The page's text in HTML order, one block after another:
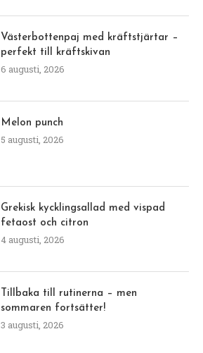
Västerbottenpaj med kräftstjärtar –
perfekt till kräftskivan
6 augusti, 2026
Melon punch
5 augusti, 2026
Grekisk kycklingsallad med vispad
fetaost och citron
4 augusti, 2026
Tillbaka till rutinerna – men
sommaren fortsätter!
3 augusti, 2026